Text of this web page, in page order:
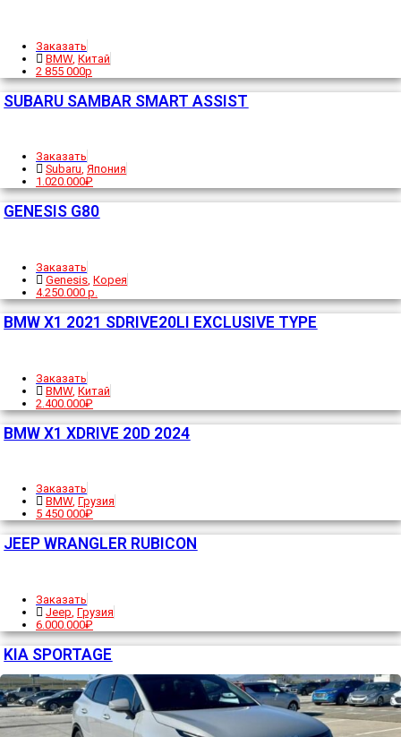
Заказать
BMW, Китай
2 855 000р
SUBARU SAMBAR SMART ASSIST
Заказать
Subaru, Япония
1.020.000₽
GENESIS G80
Заказать
Genesis, Корея
4.250.000 р.
BMW X1 2021 SDRIVE20LI EXCLUSIVE TYPE
Заказать
BMW, Китай
2.400.000₽
BMW X1 XDRIVE 20D 2024
Заказать
BMW, Грузия
5 450 000₽
JEEP WRANGLER RUBICON
Заказать
Jeep, Грузия
6.000.000₽
KIA SPORTAGE